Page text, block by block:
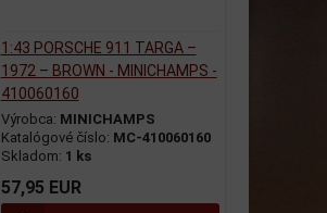
1:43 PORSCHE 911 TARGA –
1972 – BROWN - MINICHAMPS -
410060160
Výrobca: MINICHAMPS
Katalógové číslo: MC-410060160
Skladom: 1 ks
57,95 EUR